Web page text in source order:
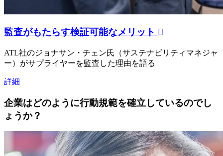
監査がもたらす検証可能なメリット
ATL社のジョナサン・チェン氏（サステナビリティマネジャ
ー）がサプライヤーを監査した理由を語る
詳細
企業はどのように行動規範を確立しているのでし
ょうか？